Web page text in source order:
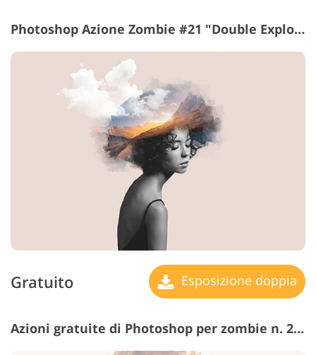
Photoshop Azione Zombie #21 "Double Explosure"
Gratuito Esposizione doppia
Azioni gratuite di Photoshop per zombie n. 22 "Frame"